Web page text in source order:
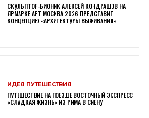
СКУЛЬПТОР-БИОНИК АЛЕКСЕЙ КОНДРАШОВ НА
ЯРМАРКЕ АРТ МОСКВА 2026 ПРЕДСТАВИТ
КОНЦЕПЦИЮ «АРХИТЕКТУРЫ ВЫЖИВАНИЯ»
ИДЕЯ ПУТЕШЕСТВИЯ
ПУТЕШЕСТВИЕ НА ПОЕЗДЕ ВОСТОЧНЫЙ ЭКСПРЕСС
«СЛАДКАЯ ЖИЗНЬ» ИЗ РИМА В СИЕНУ